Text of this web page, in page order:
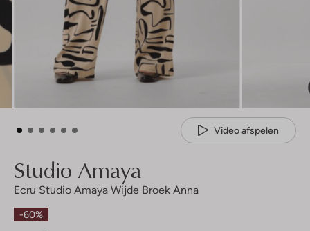
Video afspelen
Studio Amaya
Ecru Studio Amaya Wijde Broek Anna
-60%